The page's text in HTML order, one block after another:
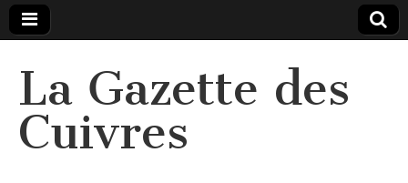
La Gazette des
Cuivres